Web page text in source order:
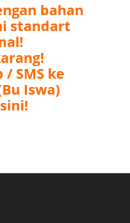
bahan
standart
/ SMS ke
Iswa)